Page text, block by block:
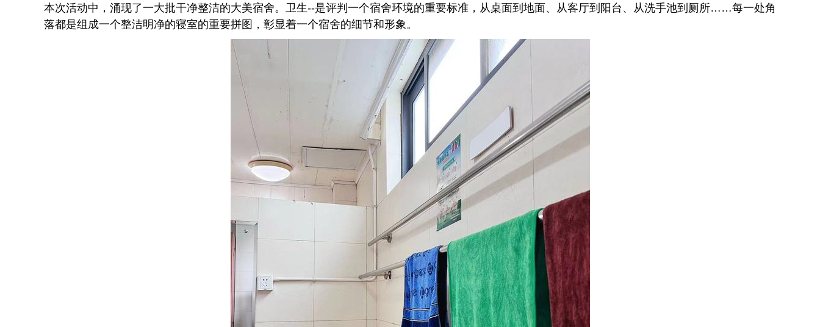
本次活动中，涌现了一大批干净整洁的大美宿舍。卫生--是评判一个宿舍环境的重要标准，从桌面到地面、从客厅到阳台、从洗手池到厕所……每一处角
落都是组成一个整洁明净的寝室的重要拼图，彰显着一个宿舍的细节和形象。